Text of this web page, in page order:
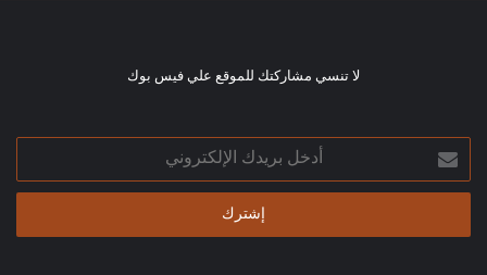
لا تنسي مشاركتك للموقع علي فيس بوك
أدخل
بريدك
الإلكتروني